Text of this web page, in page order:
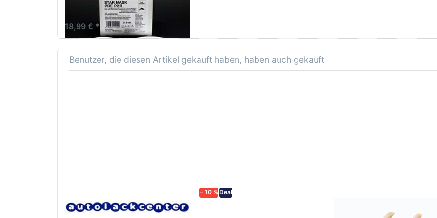
18,99 € *
Benutzer, die diesen Artikel gekauft haben, haben auch gekauft
Lacksiebe, Faltsiebe,
− 10 % Deal